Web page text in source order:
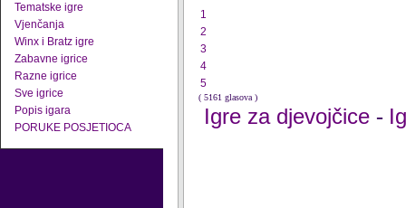
Tematske igre
Vjenčanja
Winx i Bratz igre
Zabavne igrice
Razne igrice
Sve igrice
Popis igara
PORUKE POSJETIOCA
1
2
3
4
5
( 5161 glasova )
Igre za djevojčice -